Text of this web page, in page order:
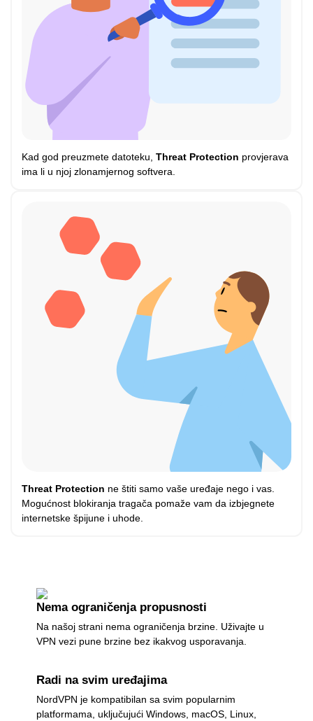
Kad god preuzmete datoteku, Threat Protection provjerava
ima li u njoj zlonamjernog softvera.
Threat Protection ne štiti samo vaše uređaje nego i vas.
Mogućnost blokiranja tragača pomaže vam da izbjegnete
internetske špijune i uhode.
Nema ograničenja propusnosti
Na našoj strani nema ograničenja brzine. Uživajte u
VPN vezi pune brzine bez ikakvog usporavanja.
Radi na svim uređajima
NordVPN je kompatibilan sa svim popularnim
platformama, uključujući Windows, macOS, Linux,